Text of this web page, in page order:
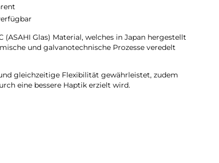
(ASAHI Glas) Material, welches in Japan hergestellt
und galvanotechnische Prozesse veredelt
gleichzeitige Flexibilität gewährleistet, zudem
eine bessere Haptik erzielt wird.